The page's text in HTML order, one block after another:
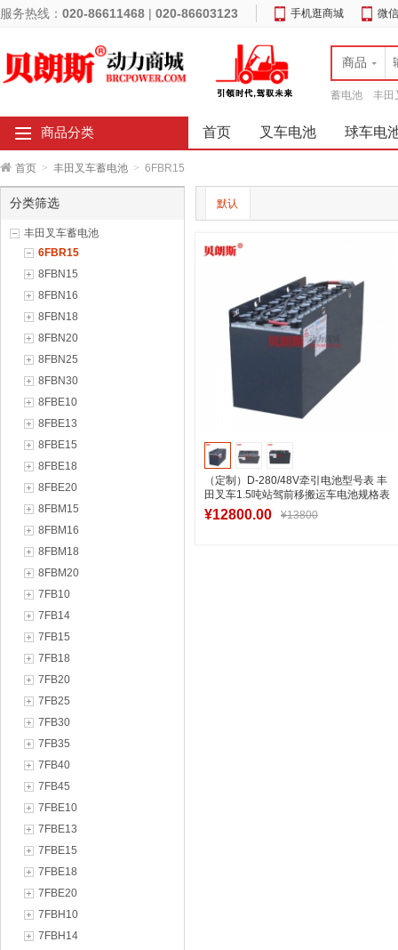
服务热线： 020-86611468 | 020-86603123 手机逛商城 微
商品
蓄电池 丰田
商品分类 首页 叉车电池 球车电
首页 > 丰田叉车蓄电池 > 6FBR15
分类筛选
丰田叉车蓄电池
6FBR15
8FBN15
8FBN16
8FBN18
8FBN20
8FBN25
8FBN30
8FBE10
8FBE13
8FBE15
8FBE18
8FBE20
8FBM15
8FBM16
8FBM18
8FBM20
7FB10
7FB14
7FB15
7FB18
7FB20
7FB25
7FB30
7FB35
7FB40
7FB45
7FBE10
7FBE13
7FBE15
7FBE18
7FBE20
7FBH10
7FBH14
默认
（定制）D-280/48V牵引电池型号表 丰
田叉车1.5吨站驾前移搬运车电池规格表
¥12800.00 ¥13800